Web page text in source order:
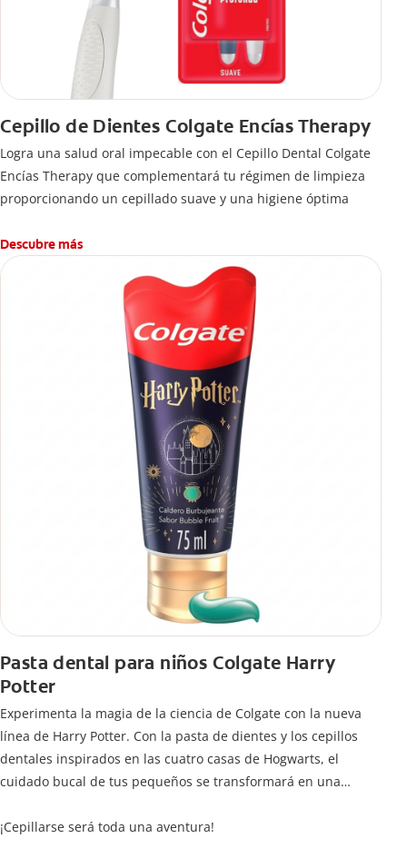
Cepillo de Dientes Colgate Encías Therapy
Logra una salud oral impecable con el Cepillo Dental Colgate
Encías Therapy que complementará tu régimen de limpieza
proporcionando un cepillado suave y una higiene óptima
Descubre más
Pasta dental para niños Colgate Harry
Potter
Experimenta la magia de la ciencia de Colgate con la nueva
línea de Harry Potter. Con la pasta de dientes y los cepillos
dentales inspirados en las cuatro casas de Hogwarts, el
cuidado bucal de tus pequeños se transformará en una
¡Cepillarse será toda una aventura!